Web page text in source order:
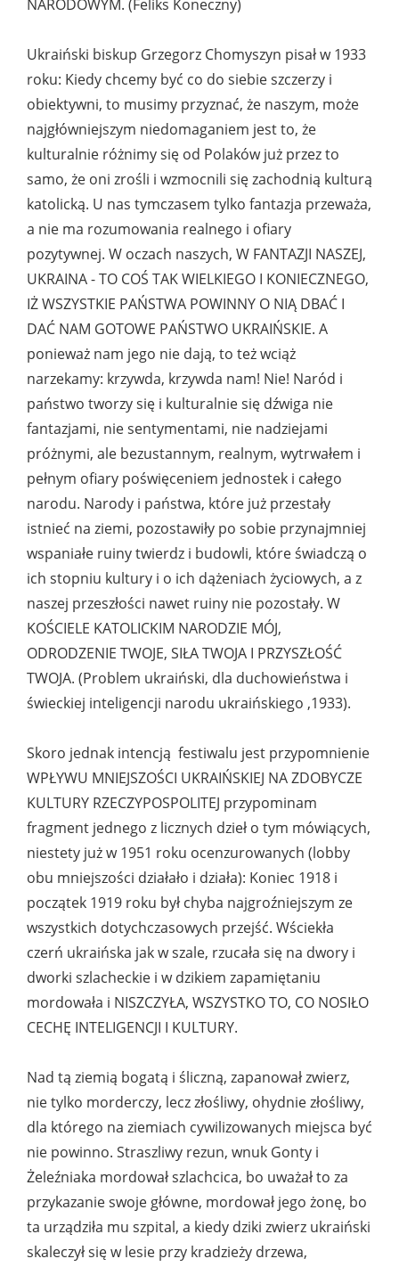
NARODOWYM. (Feliks Koneczny)
Ukraiński biskup Grzegorz Chomyszyn pisał w 1933
roku: Kiedy chcemy być co do siebie szczerzy i
obiektywni, to musimy przyznać, że naszym, może
najgłówniejszym niedomaganiem jest to, że
kulturalnie różnimy się od Polaków już przez to
samo, że oni zrośli i wzmocnili się zachodnią kulturą
katolicką. U nas tymczasem tylko fantazja przeważa,
a nie ma rozumowania realnego i ofiary
pozytywnej. W oczach naszych, W FANTAZJI NASZEJ,
UKRAINA - TO COŚ TAK WIELKIEGO I KONIECZNEGO,
IŻ WSZYSTKIE PAŃSTWA POWINNY O NIĄ DBAĆ I
DAĆ NAM GOTOWE PAŃSTWO UKRAIŃSKIE. A
ponieważ nam jego nie dają, to też wciąż
narzekamy: krzywda, krzywda nam! Nie! Naród i
państwo tworzy się i kulturalnie się dźwiga nie
fantazjami, nie sentymentami, nie nadziejami
próżnymi, ale bezustannym, realnym, wytrwałem i
pełnym ofiary poświęceniem jednostek i całego
narodu. Narody i państwa, które już przestały
istnieć na ziemi, pozostawiły po sobie przynajmniej
wspaniałe ruiny twierdz i budowli, które świadczą o
ich stopniu kultury i o ich dążeniach życiowych, a z
naszej przeszłości nawet ruiny nie pozostały. W
KOŚCIELE KATOLICKIM NARODZIE MÓJ,
ODRODZENIE TWOJE, SIŁA TWOJA I PRZYSZŁOŚĆ
TWOJA. (Problem ukraiński, dla duchowieństwa i
świeckiej inteligencji narodu ukraińskiego ,1933).
Skoro jednak intencją festiwalu jest przypomnienie
WPŁYWU MNIEJSZOŚCI UKRAIŃSKIEJ NA ZDOBYCZE
KULTURY RZECZYPOSPOLITEJ przypominam
fragment jednego z licznych dzieł o tym mówiących,
niestety już w 1951 roku ocenzurowanych (lobby
obu mniejszości działało i działa): Koniec 1918 i
początek 1919 roku był chyba najgroźniejszym ze
wszystkich dotychczasowych przejść. Wściekła
czerń ukraińska jak w szale, rzucała się na dwory i
dworki szlacheckie i w dzikiem zapamiętaniu
mordowała i NISZCZYŁA, WSZYSTKO TO, CO NOSIŁO
CECHĘ INTELIGENCJI I KULTURY.
Nad tą ziemią bogatą i śliczną, zapanował zwierz,
nie tylko morderczy, lecz złośliwy, ohydnie złośliwy,
dla którego na ziemiach cywilizowanych miejsca być
nie powinno. Straszliwy rezun, wnuk Gonty i
Żeleźniaka mordował szlachcica, bo uważał to za
przykazanie swoje główne, mordował jego żonę, bo
ta urządziła mu szpital, a kiedy dziki zwierz ukraiński
skaleczył się w lesie przy kradzieży drzewa,